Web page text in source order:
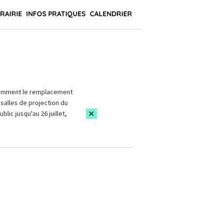
INFOS PRATIQUES CALENDRIER
le remplacement
de projection du
jusqu'au 26 juillet,